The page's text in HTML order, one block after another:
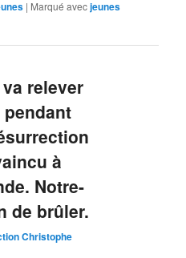
| Marqué avecjeunes
relever
à
Notre-
de brûler.
Christophe